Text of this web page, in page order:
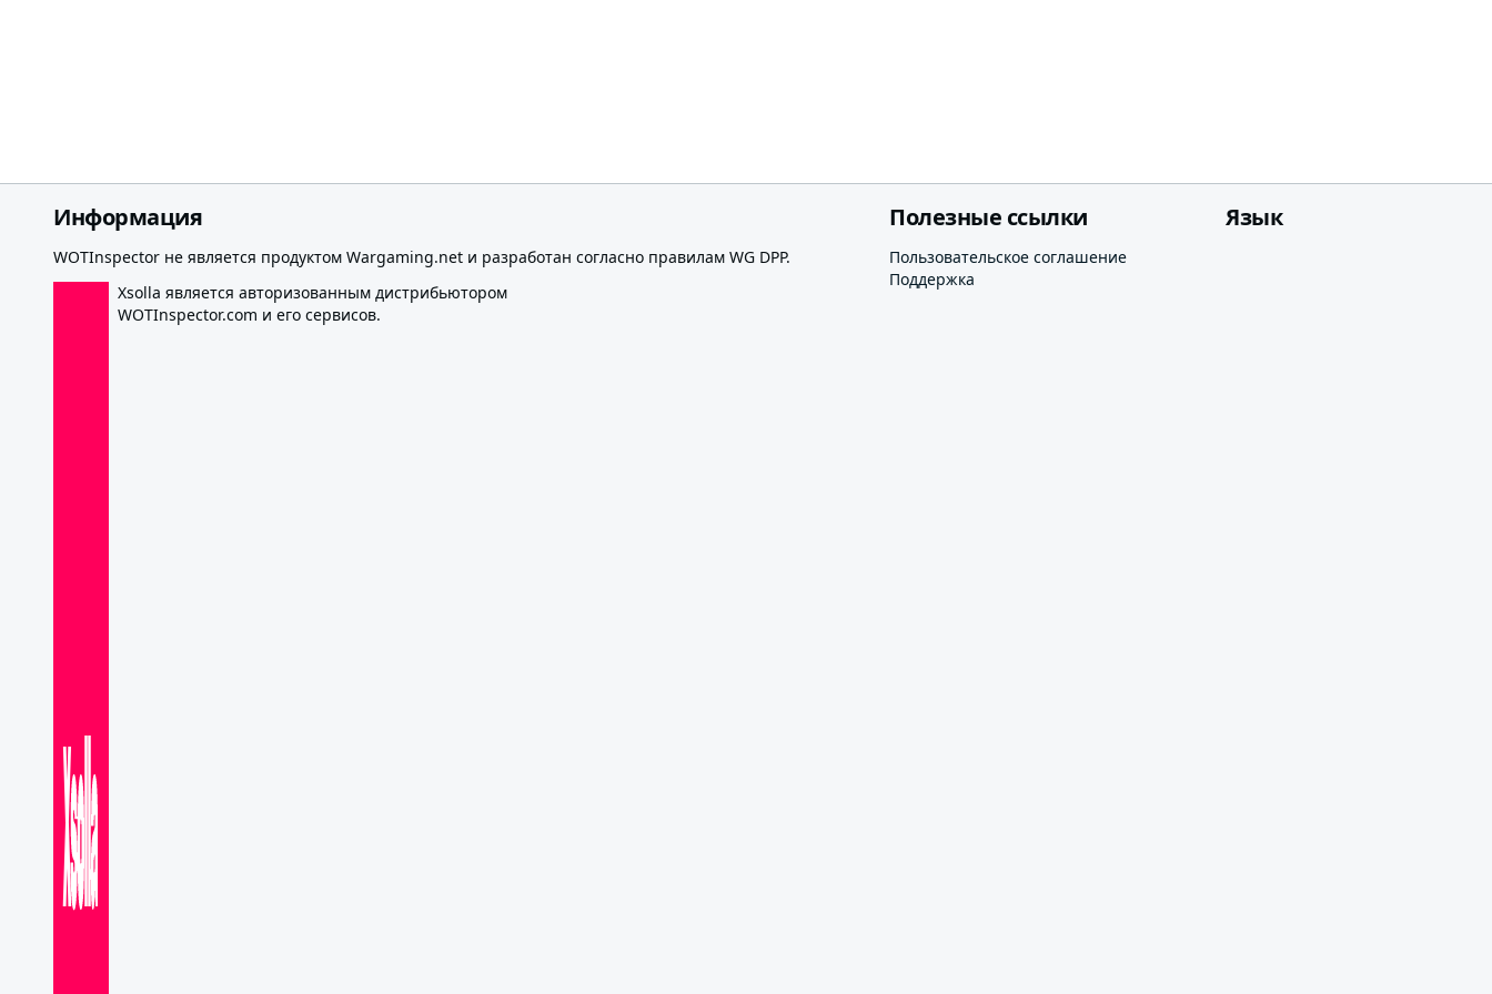
Информация
WOTInspector не является продуктом Wargaming.net и разработан согласно правилам WG DPP.
Xsolla является авторизованным дистрибьютором
WOTInspector.com и его сервисов.
Полезные ссылки
Пользовательское соглашение
Поддержка
Язык